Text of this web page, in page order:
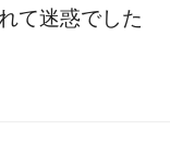
て迷惑でした